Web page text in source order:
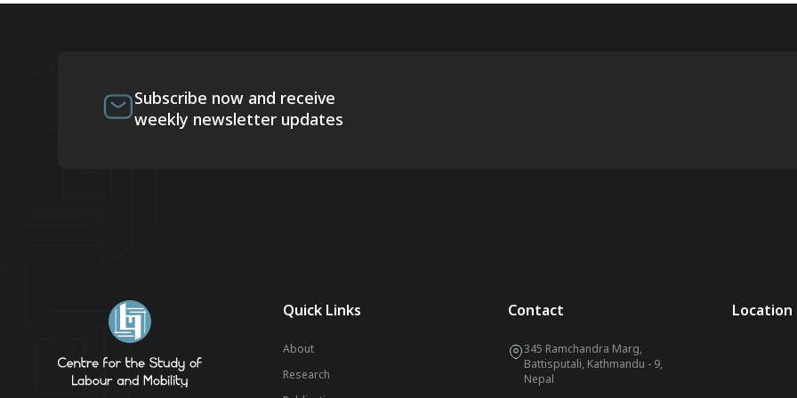
Subscribe now and receive
weekly newsletter updates
Quick Links
About
Research
Contact
345 Ramchandra Marg,
Battisputali, Kathmandu - 9,
Nepal
Location